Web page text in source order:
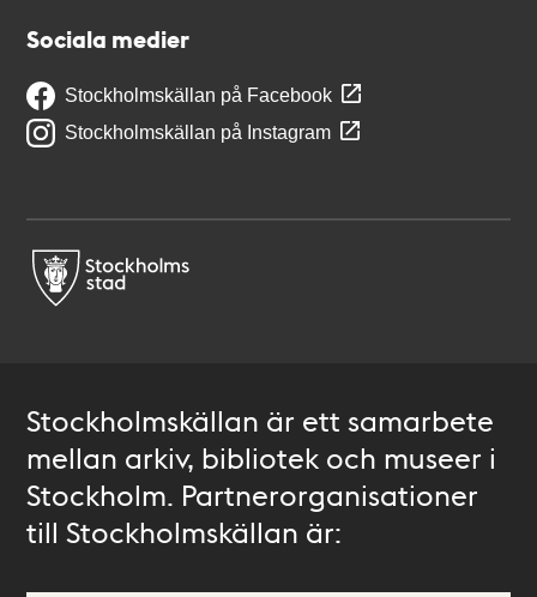
Sociala medier
Stockholmskällan på Facebook
Stockholmskällan på Instagram
Stockholmskällan är ett samarbete
mellan arkiv, bibliotek och museer i
Stockholm. Partnerorganisationer
till Stockholmskällan är: